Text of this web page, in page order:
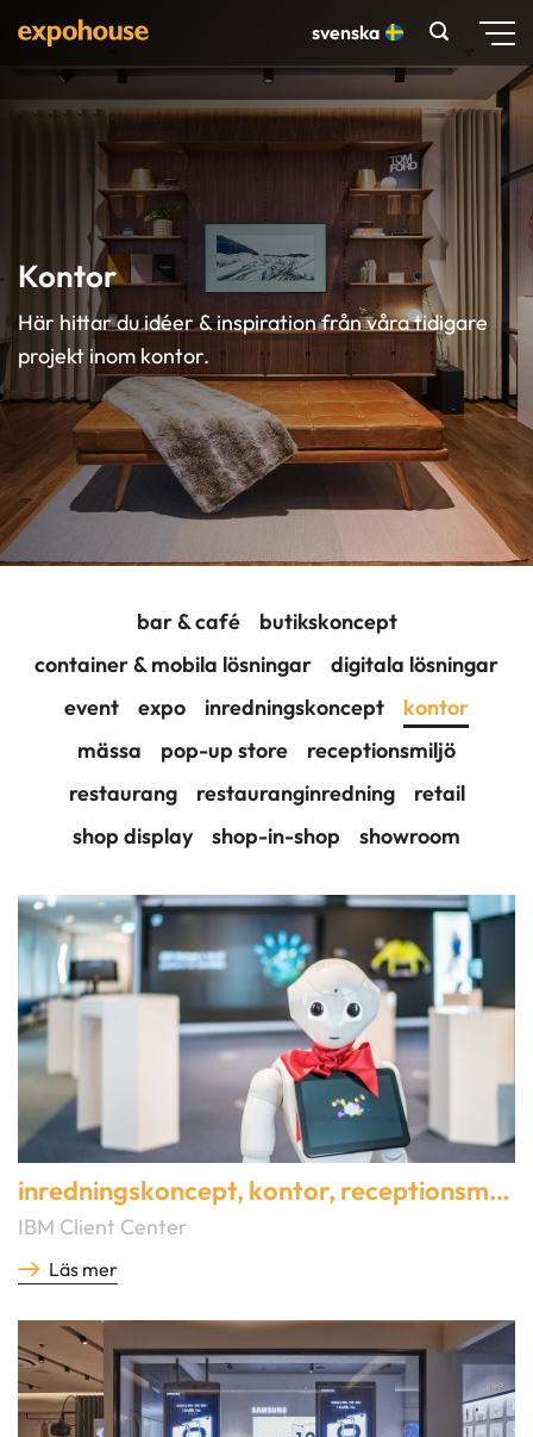
content
svenska
Kontor
Här hittar du idéer & inspiration från våra tidigare
projekt inom kontor.
bar & café
butikskoncept
container & mobila lösningar
digitala lösningar
event
expo inredningskoncept
kontor
mässa
pop-up store
receptionsmiljö
restaurang
restauranginredning
retail
shop display
shop-in-shop showroom
IBM Client Center
inredningskoncept, kontor, receptionsmiljö
Läs mer